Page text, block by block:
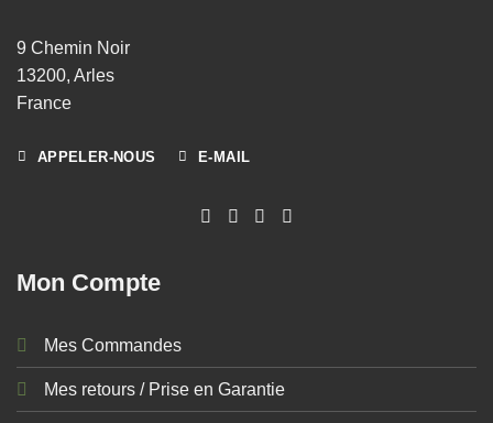
9 Chemin Noir
13200, Arles
France
APPELER-NOUS E-MAIL
Mon Compte
Mes Commandes
Mes retours / Prise en Garantie